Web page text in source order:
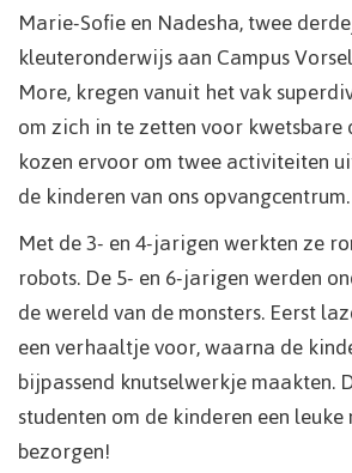
Marie-Sofie en Nadesha, twee
kleuteronderwijs aan Campus
More, kregen vanuit het vak
om zich in te zetten voor kwetsbare
kozen ervoor om twee activiteiten
de kinderen van ons opvangcentrum.
Met de 3- en 4-jarigen werkten ze
robots. De 5- en 6-jarigen werden
de wereld van de monsters. Eerst
een verhaaltje voor, waarna de
bijpassend knutselwerkje maakten.
studenten om de kinderen een
bezorgen!